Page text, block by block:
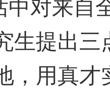
中对来自
生提出
，用真